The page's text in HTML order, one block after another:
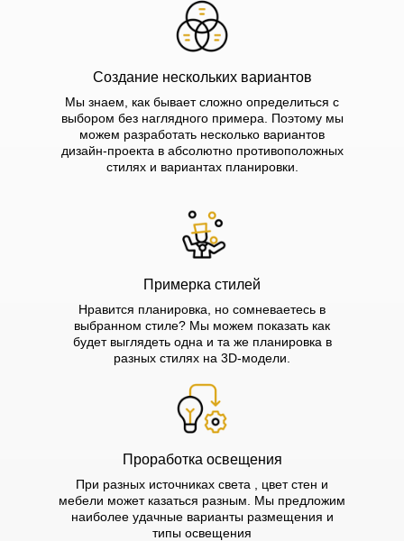
Создание нескольких вариантов
Мы знаем, как бывает сложно определиться с
выбором без наглядного примера. Поэтому мы
можем разработать несколько вариантов
дизайн-проекта в абсолютно противоположных
стилях и вариантах планировки.
Проработка освещения
При разных источниках света , цвет стен и
мебели может казаться разным. Мы предложим
наиболее удачные варианты размещения и
типы освещения
Примерка стилей
Нравится планировка, но сомневаетесь в
выбранном стиле? Мы можем показать как
будет выглядеть одна и та же планировка в
разных стилях на 3D-модели.